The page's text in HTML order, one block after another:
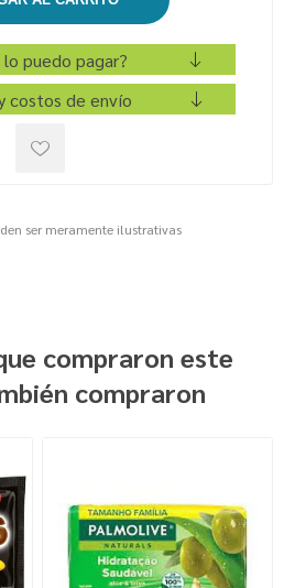
lo puedo pagar?
costos de envío
ser meramente ilustrativas
compraron este
compraron